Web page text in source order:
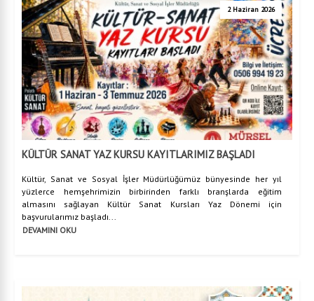
2 Haziran 2026
KÜLTÜR SANAT YAZ KURSU KAYITLARIMIZ BAŞLADI
Kültür, Sanat ve Sosyal İşler Müdürlüğümüz bünyesinde her yıl
yüzlerce hemşehrimizin birbirinden farklı branşlarda eğitim
almasını sağlayan Kültür Sanat Kursları Yaz Dönemi için
başvurularımız başladı...
DEVAMINI OKU